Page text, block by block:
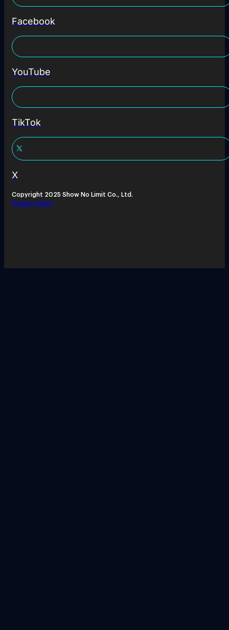
Facebook
YouTube
TikTok
X
Copyright 2025 Show No Limit Co., Ltd.
Privacy Policy